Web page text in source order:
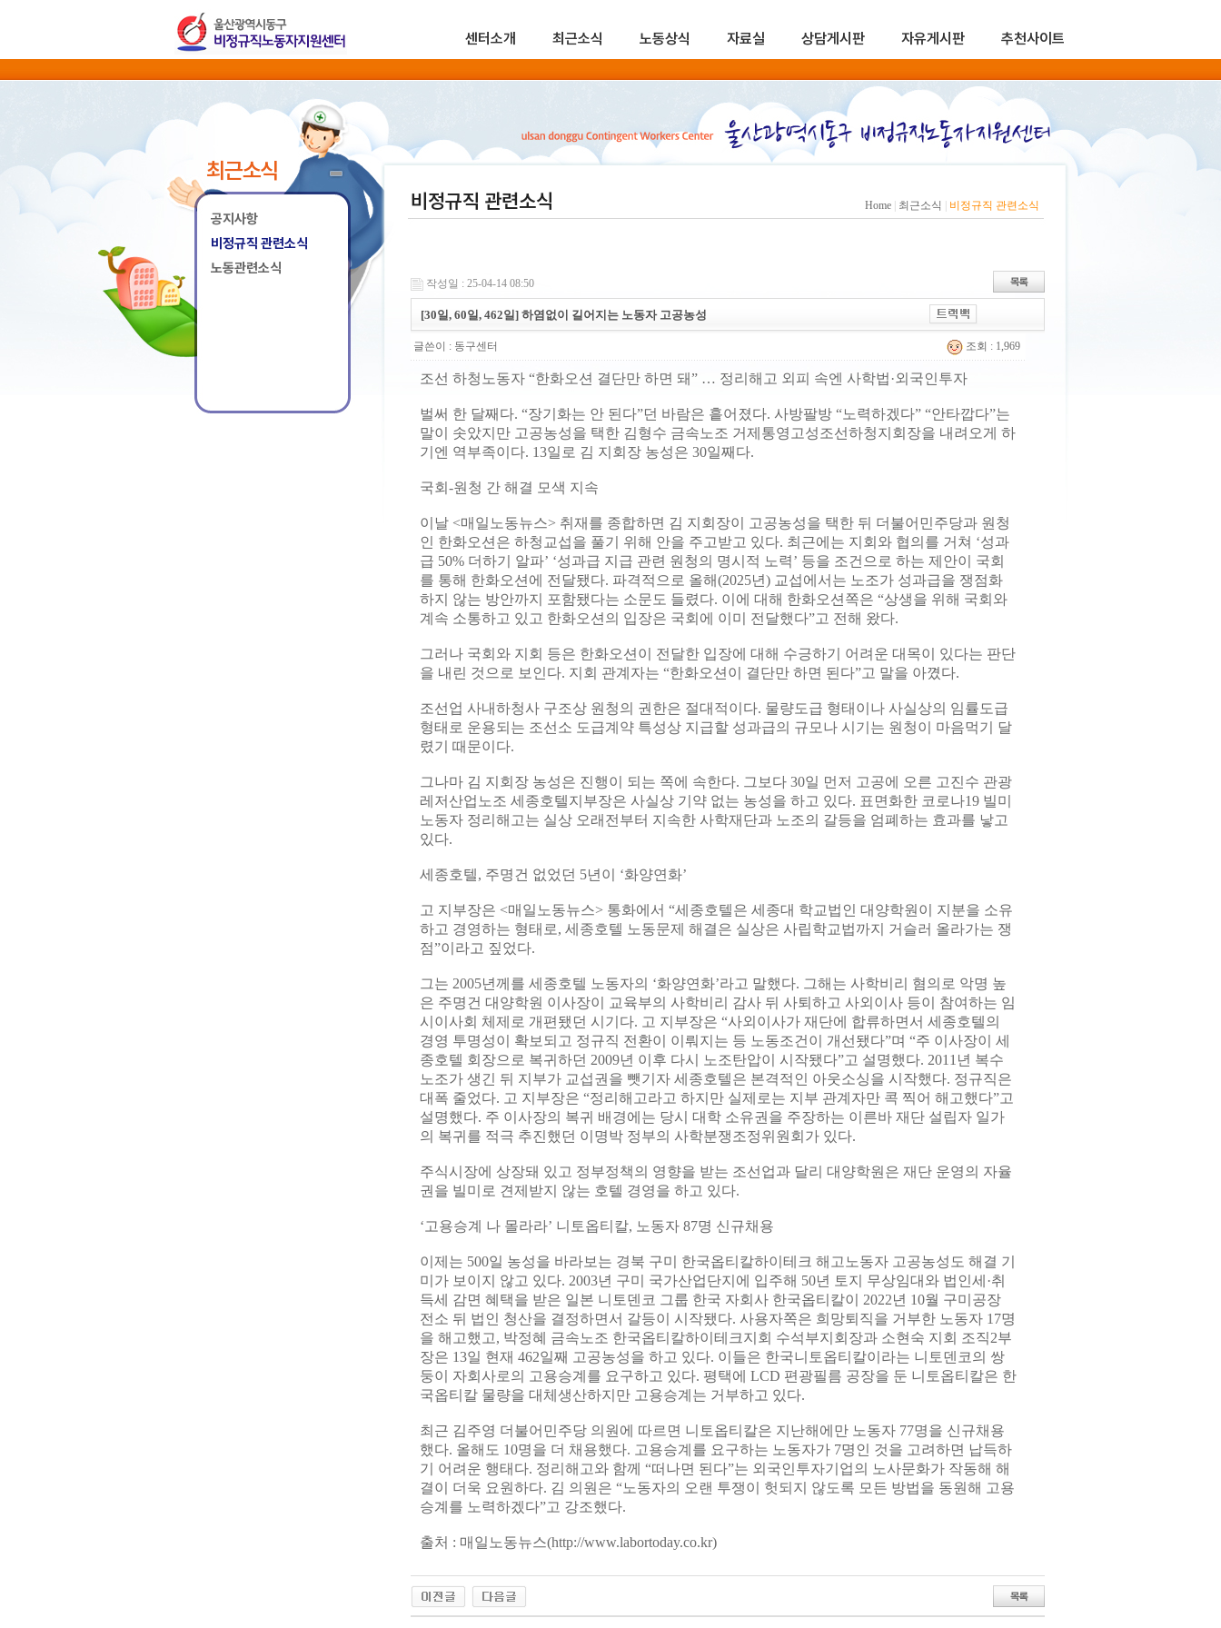
센터소개 최근소식 노동상식 자료실 상담게시판 자유게시판 추천사이트
최근소식
공지사항
비정규직 관련소식
노동관련소식
비정규직 관련소식 Home 최근소식 비정규직 관련소식
작성일 : 25-04-14 08:50
[30일, 60일, 462일] 하염없이 길어지는 노동자 고공농성
글쓴이 : 동구센터 조회 : 1,969
조선 하청노동자 “한화오션 결단만 하면 돼” … 정리해고 외피 속엔 사학법·외국인투자
벌써 한 달째다. “장기화는 안 된다”던 바람은 흩어졌다. 사방팔방 “노력하겠다” “안타깝다”는
말이 솟았지만 고공농성을 택한 김형수 금속노조 거제통영고성조선하청지회장을 내려오게 하
기엔 역부족이다. 13일로 김 지회장 농성은 30일째다.
국회-원청 간 해결 모색 지속
이날 <매일노동뉴스> 취재를 종합하면 김 지회장이 고공농성을 택한 뒤 더불어민주당과 원청
인 한화오션은 하청교섭을 풀기 위해 안을 주고받고 있다. 최근에는 지회와 협의를 거쳐 ‘성과
급 50% 더하기 알파’ ‘성과급 지급 관련 원청의 명시적 노력’ 등을 조건으로 하는 제안이 국회
를 통해 한화오션에 전달됐다. 파격적으로 올해(2025년) 교섭에서는 노조가 성과급을 쟁점화
하지 않는 방안까지 포함됐다는 소문도 들렸다. 이에 대해 한화오션쪽은 “상생을 위해 국회와
계속 소통하고 있고 한화오션의 입장은 국회에 이미 전달했다”고 전해 왔다.
그러나 국회와 지회 등은 한화오션이 전달한 입장에 대해 수긍하기 어려운 대목이 있다는 판단
을 내린 것으로 보인다. 지회 관계자는 “한화오션이 결단만 하면 된다”고 말을 아꼈다.
조선업 사내하청사 구조상 원청의 권한은 절대적이다. 물량도급 형태이나 사실상의 임률도급
형태로 운용되는 조선소 도급계약 특성상 지급할 성과급의 규모나 시기는 원청이 마음먹기 달
렸기 때문이다.
그나마 김 지회장 농성은 진행이 되는 쪽에 속한다. 그보다 30일 먼저 고공에 오른 고진수 관광
레저산업노조 세종호텔지부장은 사실상 기약 없는 농성을 하고 있다. 표면화한 코로나19 빌미
노동자 정리해고는 실상 오래전부터 지속한 사학재단과 노조의 갈등을 엄폐하는 효과를 낳고
있다.
세종호텔, 주명건 없었던 5년이 ‘화양연화’
고 지부장은 <매일노동뉴스> 통화에서 “세종호텔은 세종대 학교법인 대양학원이 지분을 소유
하고 경영하는 형태로, 세종호텔 노동문제 해결은 실상은 사립학교법까지 거슬러 올라가는 쟁
점”이라고 짚었다.
그는 2005년께를 세종호텔 노동자의 ‘화양연화’라고 말했다. 그해는 사학비리 혐의로 악명 높
은 주명건 대양학원 이사장이 교육부의 사학비리 감사 뒤 사퇴하고 사외이사 등이 참여하는 임
시이사회 체제로 개편됐던 시기다. 고 지부장은 “사외이사가 재단에 합류하면서 세종호텔의
경영 투명성이 확보되고 정규직 전환이 이뤄지는 등 노동조건이 개선됐다”며 “주 이사장이 세
종호텔 회장으로 복귀하던 2009년 이후 다시 노조탄압이 시작됐다”고 설명했다. 2011년 복수
노조가 생긴 뒤 지부가 교섭권을 뺏기자 세종호텔은 본격적인 아웃소싱을 시작했다. 정규직은
대폭 줄었다. 고 지부장은 “정리해고라고 하지만 실제로는 지부 관계자만 콕 찍어 해고했다”고
설명했다. 주 이사장의 복귀 배경에는 당시 대학 소유권을 주장하는 이른바 재단 설립자 일가
의 복귀를 적극 추진했던 이명박 정부의 사학분쟁조정위원회가 있다.
주식시장에 상장돼 있고 정부정책의 영향을 받는 조선업과 달리 대양학원은 재단 운영의 자율
권을 빌미로 견제받지 않는 호텔 경영을 하고 있다.
‘고용승계 나 몰라라’ 니토옵티칼, 노동자 87명 신규채용
이제는 500일 농성을 바라보는 경북 구미 한국옵티칼하이테크 해고노동자 고공농성도 해결 기
미가 보이지 않고 있다. 2003년 구미 국가산업단지에 입주해 50년 토지 무상임대와 법인세·취
득세 감면 혜택을 받은 일본 니토덴코 그룹 한국 자회사 한국옵티칼이 2022년 10월 구미공장
전소 뒤 법인 청산을 결정하면서 갈등이 시작됐다. 사용자쪽은 희망퇴직을 거부한 노동자 17명
을 해고했고, 박정혜 금속노조 한국옵티칼하이테크지회 수석부지회장과 소현숙 지회 조직2부
장은 13일 현재 462일째 고공농성을 하고 있다. 이들은 한국니토옵티칼이라는 니토덴코의 쌍
둥이 자회사로의 고용승계를 요구하고 있다. 평택에 LCD 편광필름 공장을 둔 니토옵티칼은 한
국옵티칼 물량을 대체생산하지만 고용승계는 거부하고 있다.
최근 김주영 더불어민주당 의원에 따르면 니토옵티칼은 지난해에만 노동자 77명을 신규채용
했다. 올해도 10명을 더 채용했다. 고용승계를 요구하는 노동자가 7명인 것을 고려하면 납득하
기 어려운 행태다. 정리해고와 함께 “떠나면 된다”는 외국인투자기업의 노사문화가 작동해 해
결이 더욱 요원하다. 김 의원은 “노동자의 오랜 투쟁이 헛되지 않도록 모든 방법을 동원해 고용
승계를 노력하겠다”고 강조했다.
출처 : 매일노동뉴스(http://www.labortoday.co.kr)